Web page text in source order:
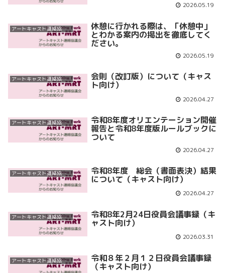
2026.05.19
アートキャスト連絡協議会 休憩に行かれる際は、「休憩中」
とわかる案内の掲出を徹底してく
ださい。
2026.05.19
アートキャスト連絡協議会 会則（改訂版）について（キャス
ト向け）
2026.04.27
アートキャスト連絡協議会 令和8年度オリエンテーション開催
報告と令和8年度版ルールブックに
ついて
2026.04.27
アートキャスト連絡協議会 令和8年度 総会（書面表決）結果
について（キャスト向け）
2026.04.27
アートキャスト連絡協議会 令和8年2月24日役員会議事録（キ
ャスト向け）
2026.03.31
アートキャスト連絡協議会 令和８年２月１２日役員会議事録
（キャスト向け）